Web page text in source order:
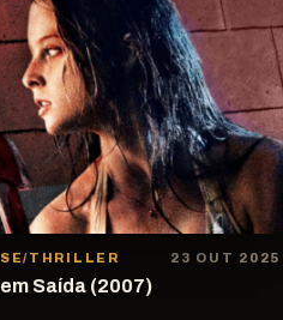
THRILLER 23 OUT 2025
Saída (2007)